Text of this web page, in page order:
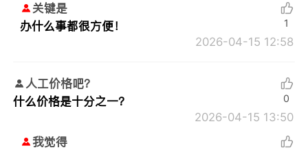
关键是
办什么事都很方便！
2026-04-15 12:58
1
人工价格吧？
什么价格是十分之一？
2026-04-15 13:50
0
我觉得